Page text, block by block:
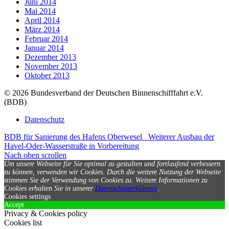
Juni 2014
Mai 2014
April 2014
März 2014
Februar 2014
Januar 2014
Dezember 2013
November 2013
Oktober 2013
© 2026 Bundesverband der Deutschen Binnenschifffahrt e.V.
(BDB)
Datenschutz
BDB für Sanierung des Hafens Oberwesel
Weiterer Ausbau der
Havel-Oder-Wasserstraße in Vorbereitung
Nach oben scrollen
Um unsere Webseite für Sie optimal zu gestalten und fortlaufend verbessern
zu können, verwenden wir Cookies. Durch die weitere Nutzung der Webseite
stimmen Sie der Verwendung von Cookies zu. Weitere Informationen zu
Cookies erhalten Sie in unserer Datenschutzerklärung.
Cookies settings
Accept
Privacy & Cookies policy
Cookies list